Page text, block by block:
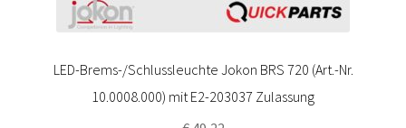
LED-Brems-/Schlussleuchte Jokon BRS 720 (Art.-Nr.
10.0008.000) mit E2-203037 Zulassung